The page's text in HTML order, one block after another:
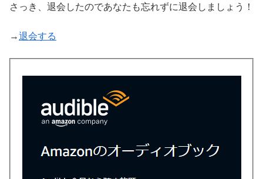
さっき、退会したのであなたも忘れずに退会しましょう！
→退会する